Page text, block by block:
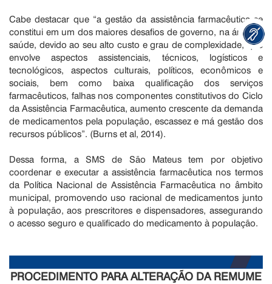
Cabe destacar que “a gestão da assistência farmacêutica se
constitui em um dos maiores desafios de governo, na área da
saúde, devido ao seu alto custo e grau de complexidade, que
envolve aspectos assistenciais, técnicos, logísticos e
tecnológicos, aspectos culturais, políticos, econômicos e
sociais, bem como baixa qualificação dos serviços
farmacêuticos, falhas nos componentes constitutivos do Ciclo
da Assistência Farmacêutica, aumento crescente da demanda
de medicamentos pela população, escassez e má gestão dos
recursos públicos”. (Burns et al, 2014).
Dessa forma, a SMS de São Mateus tem por objetivo
coordenar e executar a assistência farmacêutica nos termos
da Política Nacional de Assistência Farmacêutica no âmbito
municipal, promovendo uso racional de medicamentos junto
à população, aos prescritores e dispensadores, assegurando
o acesso seguro e qualificado do medicamento à população.
PROCEDIMENTO PARA ALTERAÇÃO DA REMUME